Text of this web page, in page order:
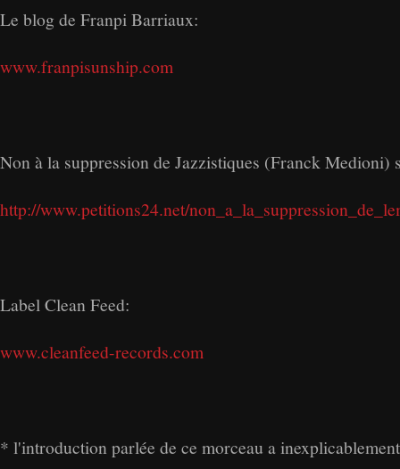
Le blog de Franpi Barriaux:
www.franpisunship.com
Non à la suppression de Jazzistiques (Franck Medioni)
http://www.petitions24.net/
Label Clean Feed:
www.cleanfeed-records.com
* l'introduction parlée de ce morceau a